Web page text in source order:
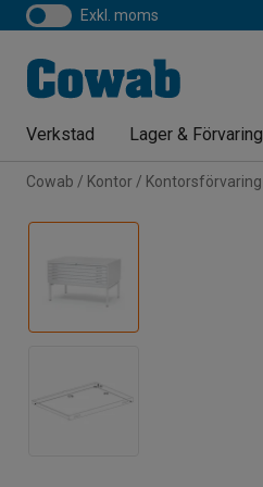
exkl. moms
Verkstad Lager & Förvaring
Cowab Kontor Kontorsförvaring